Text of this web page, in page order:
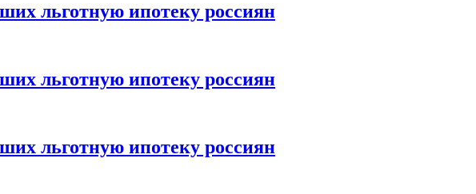
льготную ипотеку россиян
льготную ипотеку россиян
льготную ипотеку россиян